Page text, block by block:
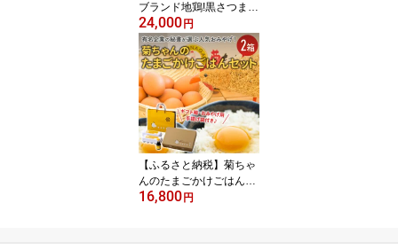
ブランド地鶏!黒さつま鶏
バラエティセット【配送
不可地域：離島】【1186
061】
24,000 円
【ふるさと納税】菊ちゃ
んのたまごかけごはんセ
ット2箱(ギフト箱・おみ
16,800 円